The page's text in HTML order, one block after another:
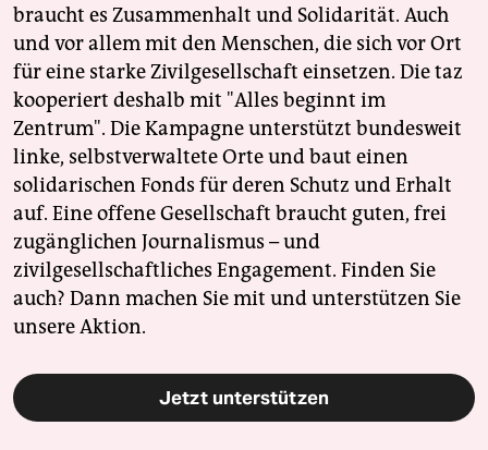
braucht es Zusammenhalt und Solidarität. Auch
und vor allem mit den Menschen, die sich vor Ort
für eine starke Zivilgesellschaft einsetzen. Die taz
kooperiert deshalb mit "Alles beginnt im
Zentrum". Die Kampagne unterstützt bundesweit
linke, selbstverwaltete Orte und baut einen
solidarischen Fonds für deren Schutz und Erhalt
auf. Eine offene Gesellschaft braucht guten, frei
zugänglichen Journalismus – und
zivilgesellschaftliches Engagement. Finden Sie
auch? Dann machen Sie mit und unterstützen Sie
unsere Aktion.
Jetzt unterstützen